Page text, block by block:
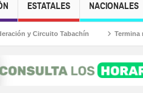
ESTATALES NACIONALES
Tabachín Termina ruptura